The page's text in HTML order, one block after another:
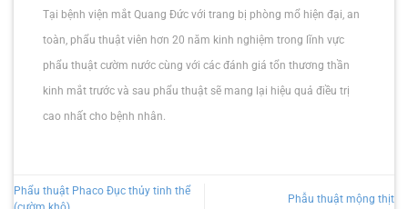
Tại bệnh viện mắt Quang Đức với trang bị phòng mổ hiện đại, an
toàn, phẩu thuật viên hơn 20 năm kinh nghiệm trong lĩnh vực
phẩu thuật cườm nước cùng với các đánh giá tổn thương thần
kinh mắt trước và sau phẩu thuật sẽ mang lại hiệu quả điều trị
cao nhất cho bệnh nhân.
Phẩu thuật Phaco Đục thủy tinh thể
Phẫu thuật mộng thịt